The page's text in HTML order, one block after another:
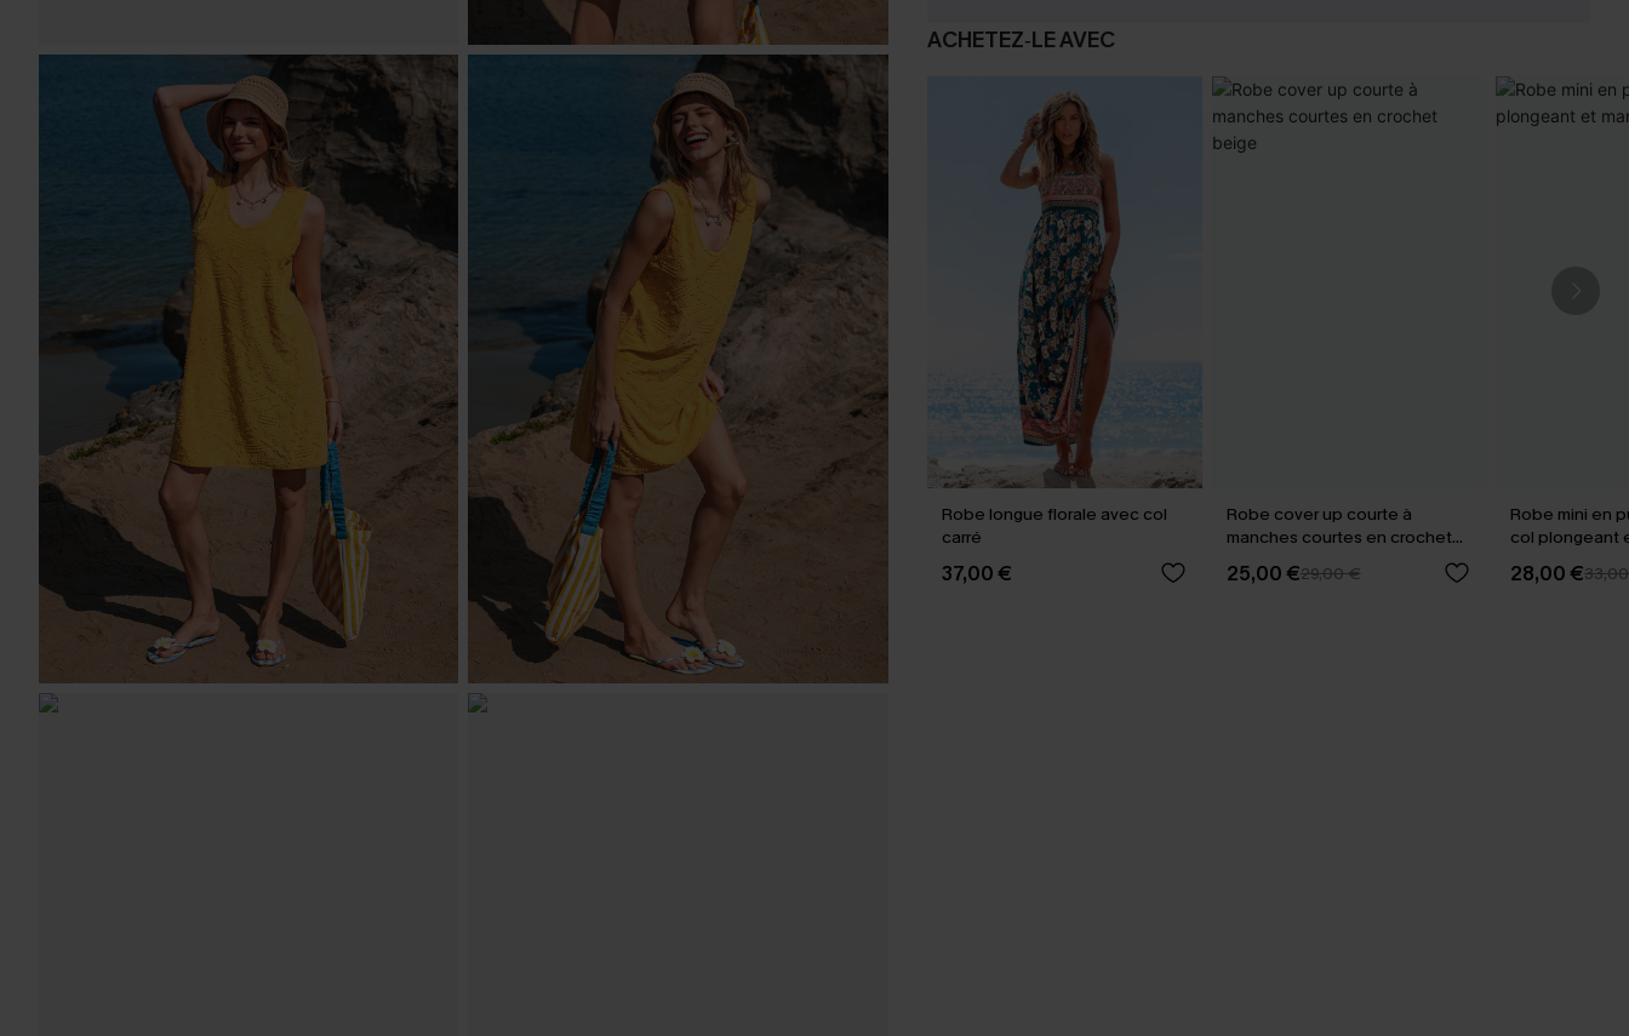
ACHETEZ‑LE AVEC
Robe longue florale avec col
carré
37,00 €
Robe cover up courte à
manches courtes en crochet
beige
25,00 €29,00 €
Robe mini en
col plongeant
courtes
28,00 €